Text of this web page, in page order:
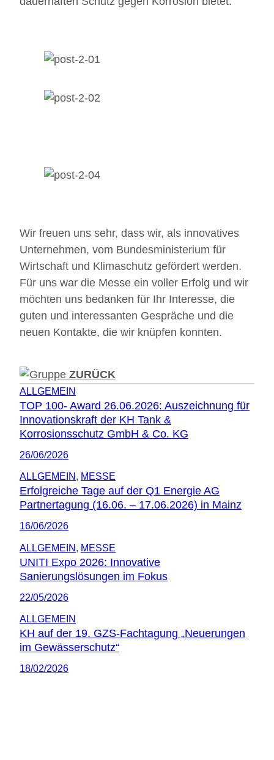
Wir freuen uns sehr, dass wir, als innovatives
Unternehmen, vom Bundesministerium für
Wirtschaft und Klimaschutz gefördert werden.
Für uns war die Messe ein voller Erfolg und wir
möchten uns bedanken für Ihr Interesse, die
guten und interessanten Gespräche und die
neuen Kontakte, die wir knüpfen konnten.
ZURÜCK
ALLGEMEIN
TOP 100- Award 26.06.2026: Auszeichnung für
Innovationskraft der KH Tank &
Korrosionsschutz GmbH & Co. KG
26/06/2026
ALLGEMEIN , MESSE
Erfolgreiche Tage auf der Q1 Energie AG
Partnertagung (16.06. – 17.06.2026) in Mainz
16/06/2026
ALLGEMEIN , MESSE
UNITI Expo 2026: Innovative
Sanierungslösungen im Fokus
22/05/2026
ALLGEMEIN
KH auf der 19. GZS-Fachtagung „Neuerungen
im Gewässerschutz“
18/02/2026